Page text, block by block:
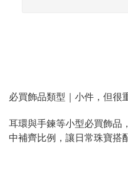
必買飾品類型｜小件，但很
耳環與手鍊等小型必買飾品
中補齊比例，讓日常珠寶搭